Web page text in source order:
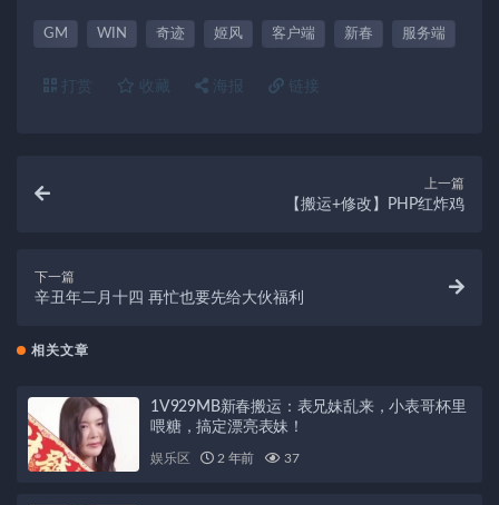
GM WIN 奇迹 姬风 客户端 新春 服务端
打赏 收藏 海报 链接
上一篇
【搬运+修改】PHP红炸鸡
下一篇
辛丑年二月十四 再忙也要先给大伙福利
相关文章
1V929MB新春搬运：表兄妹乱来，小表哥杯里
喂糖，搞定漂亮表妹！
娱乐区 2 年前 37